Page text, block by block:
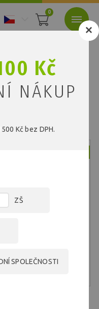
0
Kč
NÁKUP
Kč bez DPH.
ZŠ
SPOLEČNOSTI